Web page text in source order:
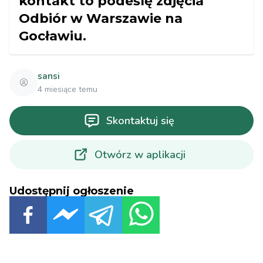
Odbiór w Warszawie na
Gocławiu.
sansi
4 miesiące temu
Skontaktuj się
Otwórz w aplikacji
Udostępnij ogłoszenie